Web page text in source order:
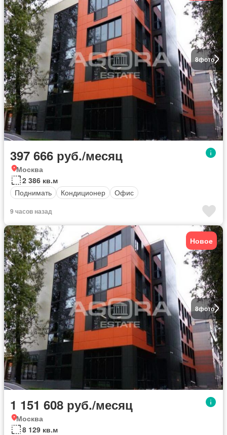
8фото
397 666 руб./месяц
Москва
2 386 кв.м
Поднимать
Кондиционер Офис
9 часов назад
8фото
Новое
1 151 608 руб./месяц
Москва
8 129 кв.м